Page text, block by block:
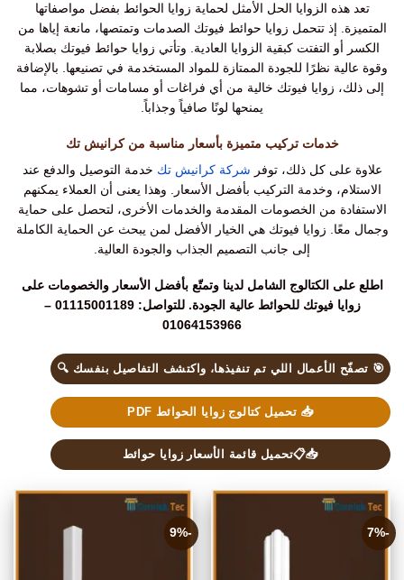
تعد هذه الزوايا الحل الأمثل لحماية زوايا الحوائط بفضل مواصفاتها
المتميزة. إذ تتحمل زوايا حوائط فيوتك الصدمات وتمتصها، مانعة إياها من
الكسر أو التفتت كبقية الزوايا العادية. وتأتي زوايا حوائط فيوتك بصلابة
وقوة عالية نظرًا للجودة الممتازة للمواد المستخدمة في تصنيعها. بالإضافة
إلى ذلك، زوايا فيوتك خالية من أي فراغات أو مسامات أو تشوهات، مما
يمنحها لونًا صافياً وجذاباً.
خدمات تركيب متميزة بأسعار مناسبة من كرانيش تك
علاوة على كل ذلك، توفر شركة كرانيش تك خدمة التوصيل والدفع عند
الاستلام، وخدمة التركيب بأفضل الأسعار. وهذا يعنى أن العملاء يمكنهم
الاستفادة من الخصومات المقدمة والخدمات الأخرى، لتحصل على حماية
وجمال معًا. زوايا فيوتك هي الخيار الأفضل لمن يبحث عن الحماية الكاملة
إلى جانب التصميم الجذاب والجودة العالية.
اطلع على الكتالوج الشامل لدينا وتمتّع بأفضل الأسعار والخصومات على
زوايا فيوتك للحوائط عالية الجودة. للتواصل: 01115001189 –
01064153966
🎯 تصفّح الأعمال اللي تم تنفيذها، واكتشف التفاصيل بنفسك 🔍
📥 تحميل كتالوج زوايا الحوائط PDF
📥📋تحميل قائمة الأسعار زوايا حوائط
-7%
-9%